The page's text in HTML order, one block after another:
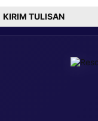
KIRIM TULISAN